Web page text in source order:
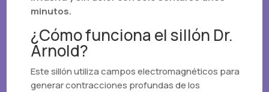
minutos.
¿Cómo funciona el sillón Dr.
Arnold?
Este sillón utiliza campos electromagnéticos para
generar contracciones profundas de los